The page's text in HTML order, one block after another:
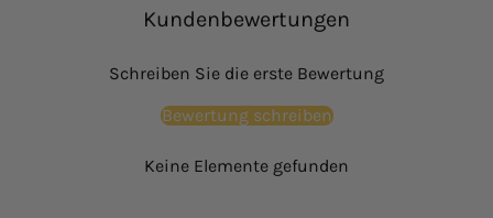
Kundenbewertungen
Schreiben Sie die erste Bewertung
Bewertung schreiben
Keine Elemente gefunden